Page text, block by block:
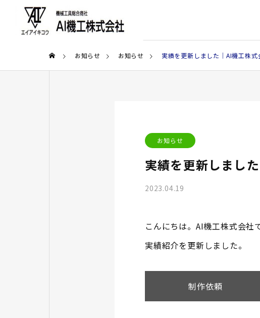
お知らせ お知らせ 実績を更新しました｜AI機工株
お知らせ
実績を更新しまし
2023.04.19
こんにちは。AI機工株式会社で
実績紹介を更新しました。
制作依頼